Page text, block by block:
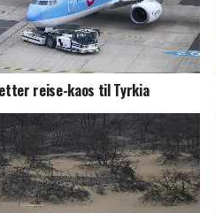
reise-kaos til Tyrkia